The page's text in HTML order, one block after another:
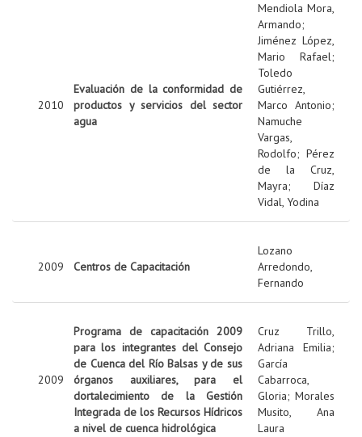
2010
Evaluación de la conformidad de
productos y servicios del sector
agua
Mendiola Mora,
Armando;
Jiménez López,
Mario Rafael;
Toledo
Gutiérrez,
Marco Antonio;
Namuche
Vargas,
Rodolfo; Pérez
de la Cruz,
Mayra; Díaz
Vidal, Yodina
2009 Centros de Capacitación
Lozano
Arredondo,
Fernando
2009
Programa de capacitación 2009
para los integrantes del Consejo
de Cuenca del Río Balsas y de sus
órganos auxiliares, para el
dortalecimiento de la Gestión
Integrada de los Recursos Hídricos
a nivel de cuenca hidrológica
Cruz Trillo,
Adriana Emilia;
García
Cabarroca,
Gloria; Morales
Musito, Ana
Laura